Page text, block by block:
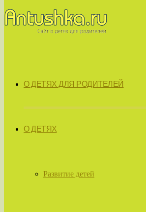
О ДЕТЯХ ДЛЯ РОДИТЕЛЕЙ
О ДЕТЯХ
Развитие детей